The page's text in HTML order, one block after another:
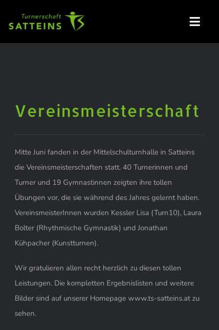
Inhalt
GRUPPEN / ANMELDUNG
NEUIGKEITEN
VERANSTALTUNGEN
VEREINSKLEIDUNG – SHOP
BILDERGALERIE
Vereinsmeisterschaft
Mitte Juni fanden in der Mittelschulturnhalle in Satteins
die Vereinsmeisterschaften statt. 40 Turnerinnen und
Turner und 19 Gymnastinnen zeigten ihre tollen
Übungen vor, die sie während des Jahres gelernt haben.
VereinsmeisterInnen wurden Kessler Lisa (Turn10), Laura
Bolter (Rhythmische Gymnastik) und Jonathan
Kühpacher (Kunstturnen).
Wir gratulieren allen recht herzlich zu diesen tollen
Leistungen. Die kompletten Ergebnislisten und weitere
Bilder sind auf unserer Homepage www.ts-satteins.at zu
sehen.